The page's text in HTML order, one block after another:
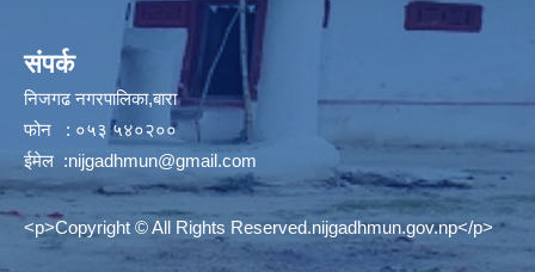
संपर्क
निजगढ नगरपालिका,बारा
फोन : ०५३ ५४०२००
ईमेल :nijgadhmun@gmail.com
<p>Copyright © All Rights Reserved.nijgadhmun.gov.np</p>